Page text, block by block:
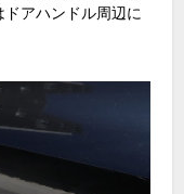
ドアハンドル周辺に